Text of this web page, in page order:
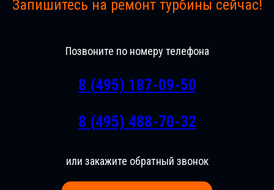
Запишитесь на ремонт турбины сейчас!
Позвоните по номеру телефона
8 (495) 187-09-50
8 (495) 488-70-32
или закажите обратный звонок